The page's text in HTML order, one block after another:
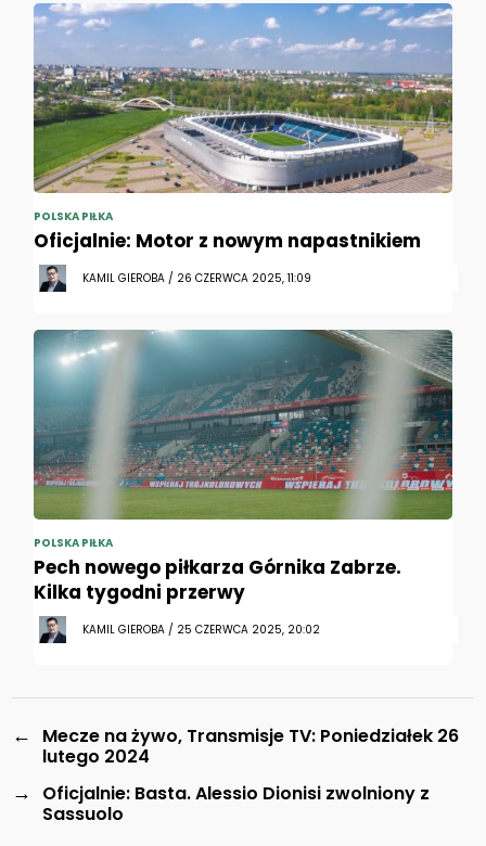
POLSKA PIŁKA
Oficjalnie: Motor z nowym napastnikiem
KAMIL GIEROBA / 26 CZERWCA 2025, 11:09
POLSKA PIŁKA
Pech nowego piłkarza Górnika Zabrze.
Kilka tygodni przerwy
KAMIL GIEROBA / 25 CZERWCA 2025, 20:02
←
Mecze na żywo, Transmisje TV: Poniedziałek 26
lutego 2024
→
Oficjalnie: Basta. Alessio Dionisi zwolniony z
Sassuolo